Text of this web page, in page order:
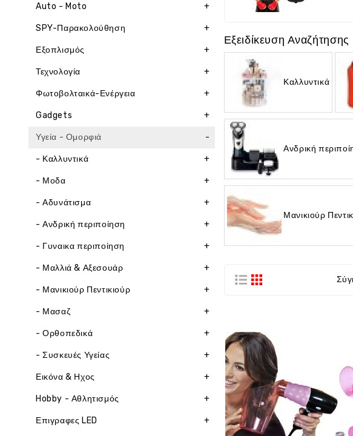
Auto - Moto +
SPY-Παρακολούθηση +
Εξοπλισμός +
Τεχνολογία +
Φωτοβολταικά-Ενέργεια +
Gadgets +
Υγεία - Ομορφιά -
- Καλλυντικά +
- Μοδα +
- Αδυνάτισμα +
- Ανδρική περιποίηση +
- Γυναικα περιποίηση +
- Μαλλιά & Αξεσουάρ +
- Μανικιούρ Πεντικιούρ +
- Μασαζ +
- Ορθοπεδικά +
- Συσκευές Υγείας +
Εικόνα & Ηχος +
Hobby - Αθλητισμός +
Επιγραφες LED +
Εξειδίκευση Αναζήτησης
Καλλυντικά
Ανδρική
Μανικιούρ